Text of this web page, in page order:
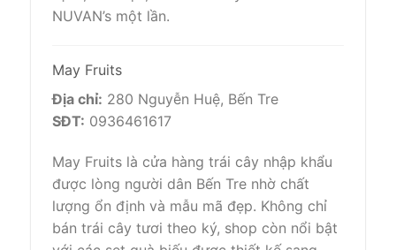
NUVAN’s một lần.
May Fruits
Địa chỉ: 280 Nguyễn Huệ, Bến Tre
SĐT: 0936461617
May Fruits là cửa hàng trái cây nhập khẩu
được lòng người dân Bến Tre nhờ chất
lượng ổn định và mẫu mã đẹp. Không chỉ
bán trái cây tươi theo ký, shop còn nổi bật